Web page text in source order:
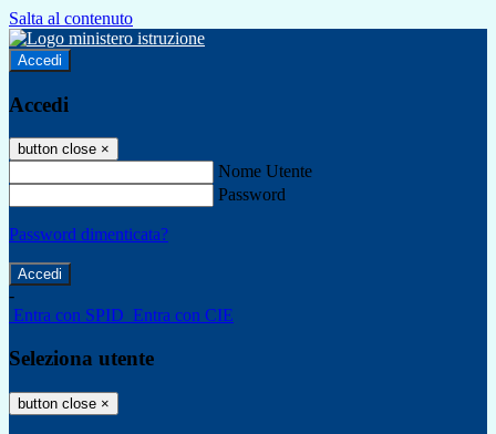
Salta al contenuto
Accedi
Accedi
button close ×
Nome Utente
Password
Password dimenticata?
-
Entra con SPID Entra con CIE
Seleziona utente
button close ×